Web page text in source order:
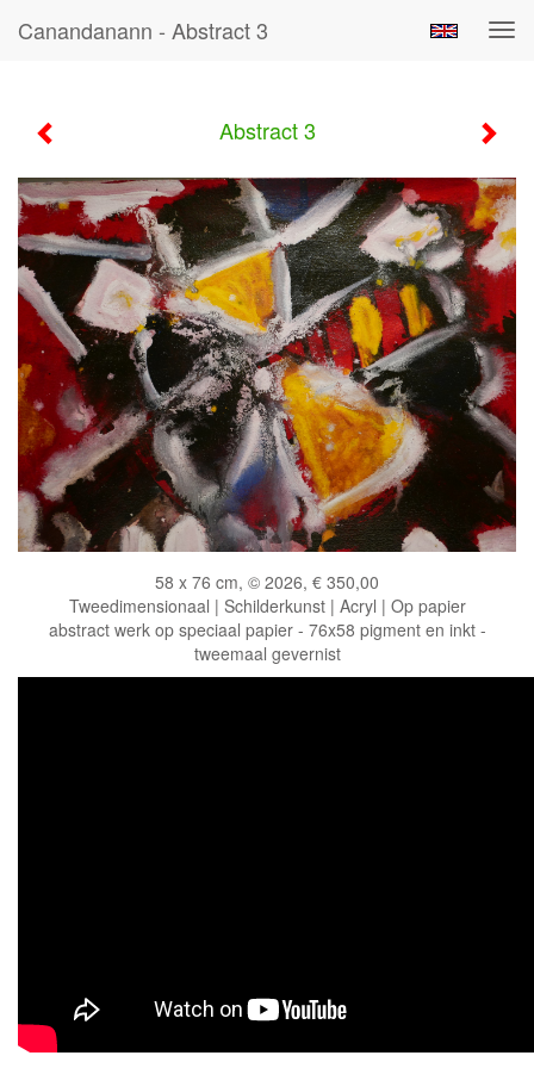
Canandanann - Abstract 3
Abstract 3
58 x 76 cm, © 2026, € 350,00
Tweedimensionaal | Schilderkunst | Acryl | Op papier
abstract werk op speciaal papier - 76x58 pigment en inkt -
tweemaal gevernist